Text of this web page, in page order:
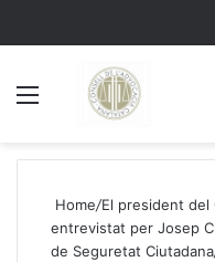
Home/El president del
entrevistat per Josep
de Seguretat Ciutadana